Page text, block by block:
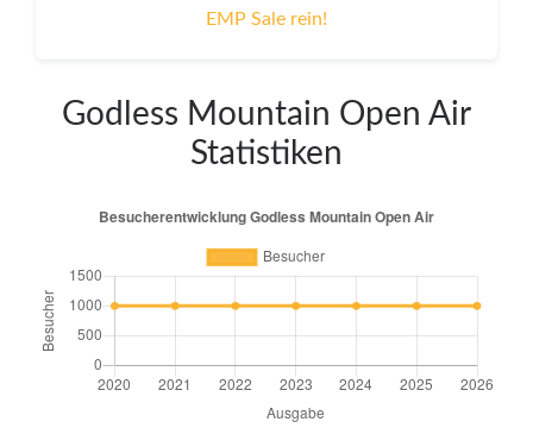
EMP Sale rein!
Godless Mountain Open Air
Statistiken